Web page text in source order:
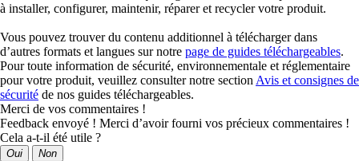
à installer, configurer, maintenir, réparer et recycler votre produit.
Vous pouvez trouver du contenu additionnel à télécharger dans
d’autres formats et langues sur notre page de guides téléchargeables.
Pour toute information de sécurité, environnementale et réglementaire
pour votre produit, veuillez consulter notre section Avis et consignes de
sécurité de nos guides téléchargeables.
Merci de vos commentaires !
Feedback envoyé ! Merci d’avoir fourni vos précieux commentaires !
Cela a-t-il été utile ?
Oui Non